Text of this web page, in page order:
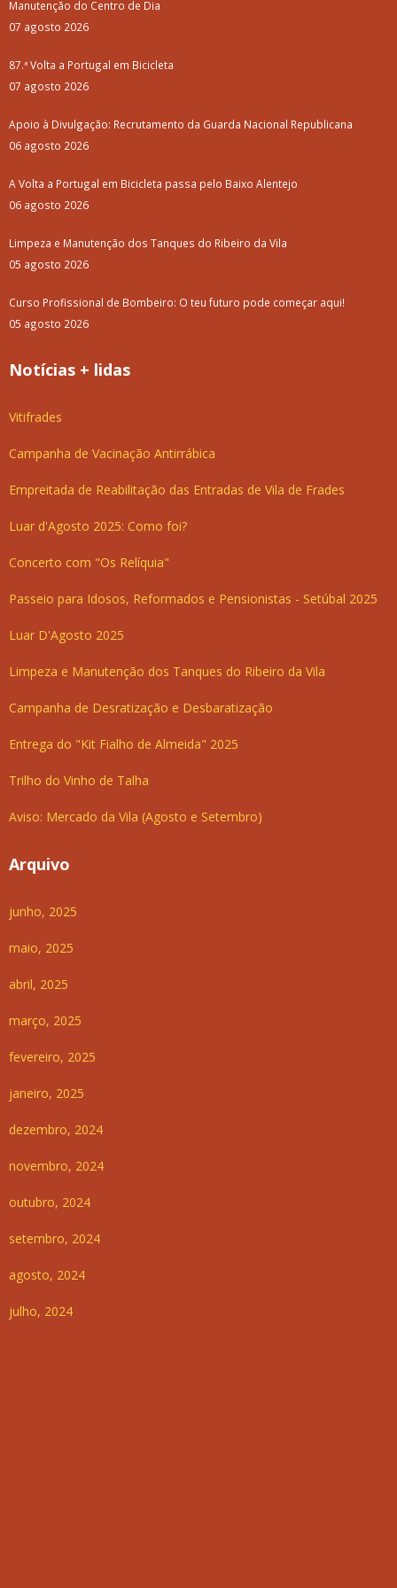
Manutenção do Centro de Dia
07 agosto 2026
87.ª Volta a Portugal em Bicicleta
07 agosto 2026
Apoio à Divulgação: Recrutamento da Guarda Nacional Republicana
06 agosto 2026
A Volta a Portugal em Bicicleta passa pelo Baixo Alentejo
06 agosto 2026
Limpeza e Manutenção dos Tanques do Ribeiro da Vila
05 agosto 2026
Curso Profissional de Bombeiro: O teu futuro pode começar aqui!
05 agosto 2026
Notícias + lidas
Vitifrades
Campanha de Vacinação Antirrábica
Empreitada de Reabilitação das Entradas de Vila de Frades
Luar d'Agosto 2025: Como foi?
Concerto com "Os Relíquia"
Passeio para Idosos, Reformados e Pensionistas - Setúbal 2025
Luar D'Agosto 2025
Limpeza e Manutenção dos Tanques do Ribeiro da Vila
Campanha de Desratização e Desbaratização
Entrega do "Kit Fialho de Almeida" 2025
Trilho do Vinho de Talha
Aviso: Mercado da Vila (Agosto e Setembro)
Arquivo
junho, 2025
maio, 2025
abril, 2025
março, 2025
fevereiro, 2025
janeiro, 2025
dezembro, 2024
novembro, 2024
outubro, 2024
setembro, 2024
agosto, 2024
julho, 2024